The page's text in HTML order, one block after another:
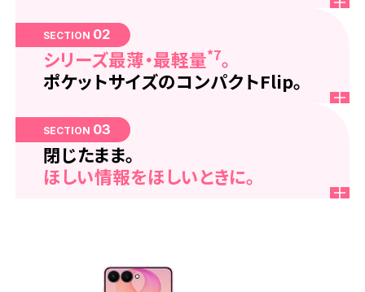
SECTION 02
シリーズ最薄・最軽量*7。
ポケットサイズのコンパクトFlip。
SECTION 03
閉じたまま。
ほしい情報をほしいときに。